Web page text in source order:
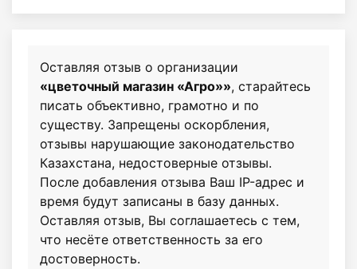
Оставляя отзыв о организации
«цветочный магазин «Агро»», старайтесь
писать объективно, грамотно и по
существу. Запрещены оскорбления,
отзывы нарушающие законодательство
Казахстана, недостоверные отзывы.
После добавления отзыва Ваш IP-адрес и
время будут записаны в базу данных.
Оставляя отзыв, Вы соглашаетесь с тем,
что несёте ответственность за его
достоверность.